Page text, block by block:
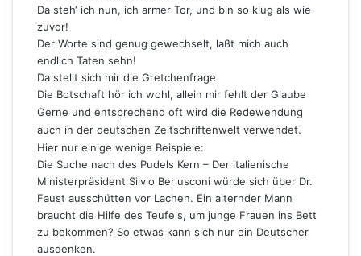
Da steh‘ ich nun, ich armer Tor, und bin so klug als wie
zuvor!
Der Worte sind genug gewechselt, laßt mich auch
endlich Taten sehn!
Da stellt sich mir die Gretchenfrage
Die Botschaft hör ich wohl, allein mir fehlt der Glaube
Gerne und entsprechend oft wird die Redewendung
auch in der deutschen Zeitschriftenwelt verwendet.
Hier nur einige wenige Beispiele:
Die Suche nach des Pudels Kern – Der italienische
Ministerpräsident Silvio Berlusconi würde sich über Dr.
Faust ausschütten vor Lachen. Ein alternder Mann
braucht die Hilfe des Teufels, um junge Frauen ins Bett
zu bekommen? So etwas kann sich nur ein Deutscher
ausdenken.